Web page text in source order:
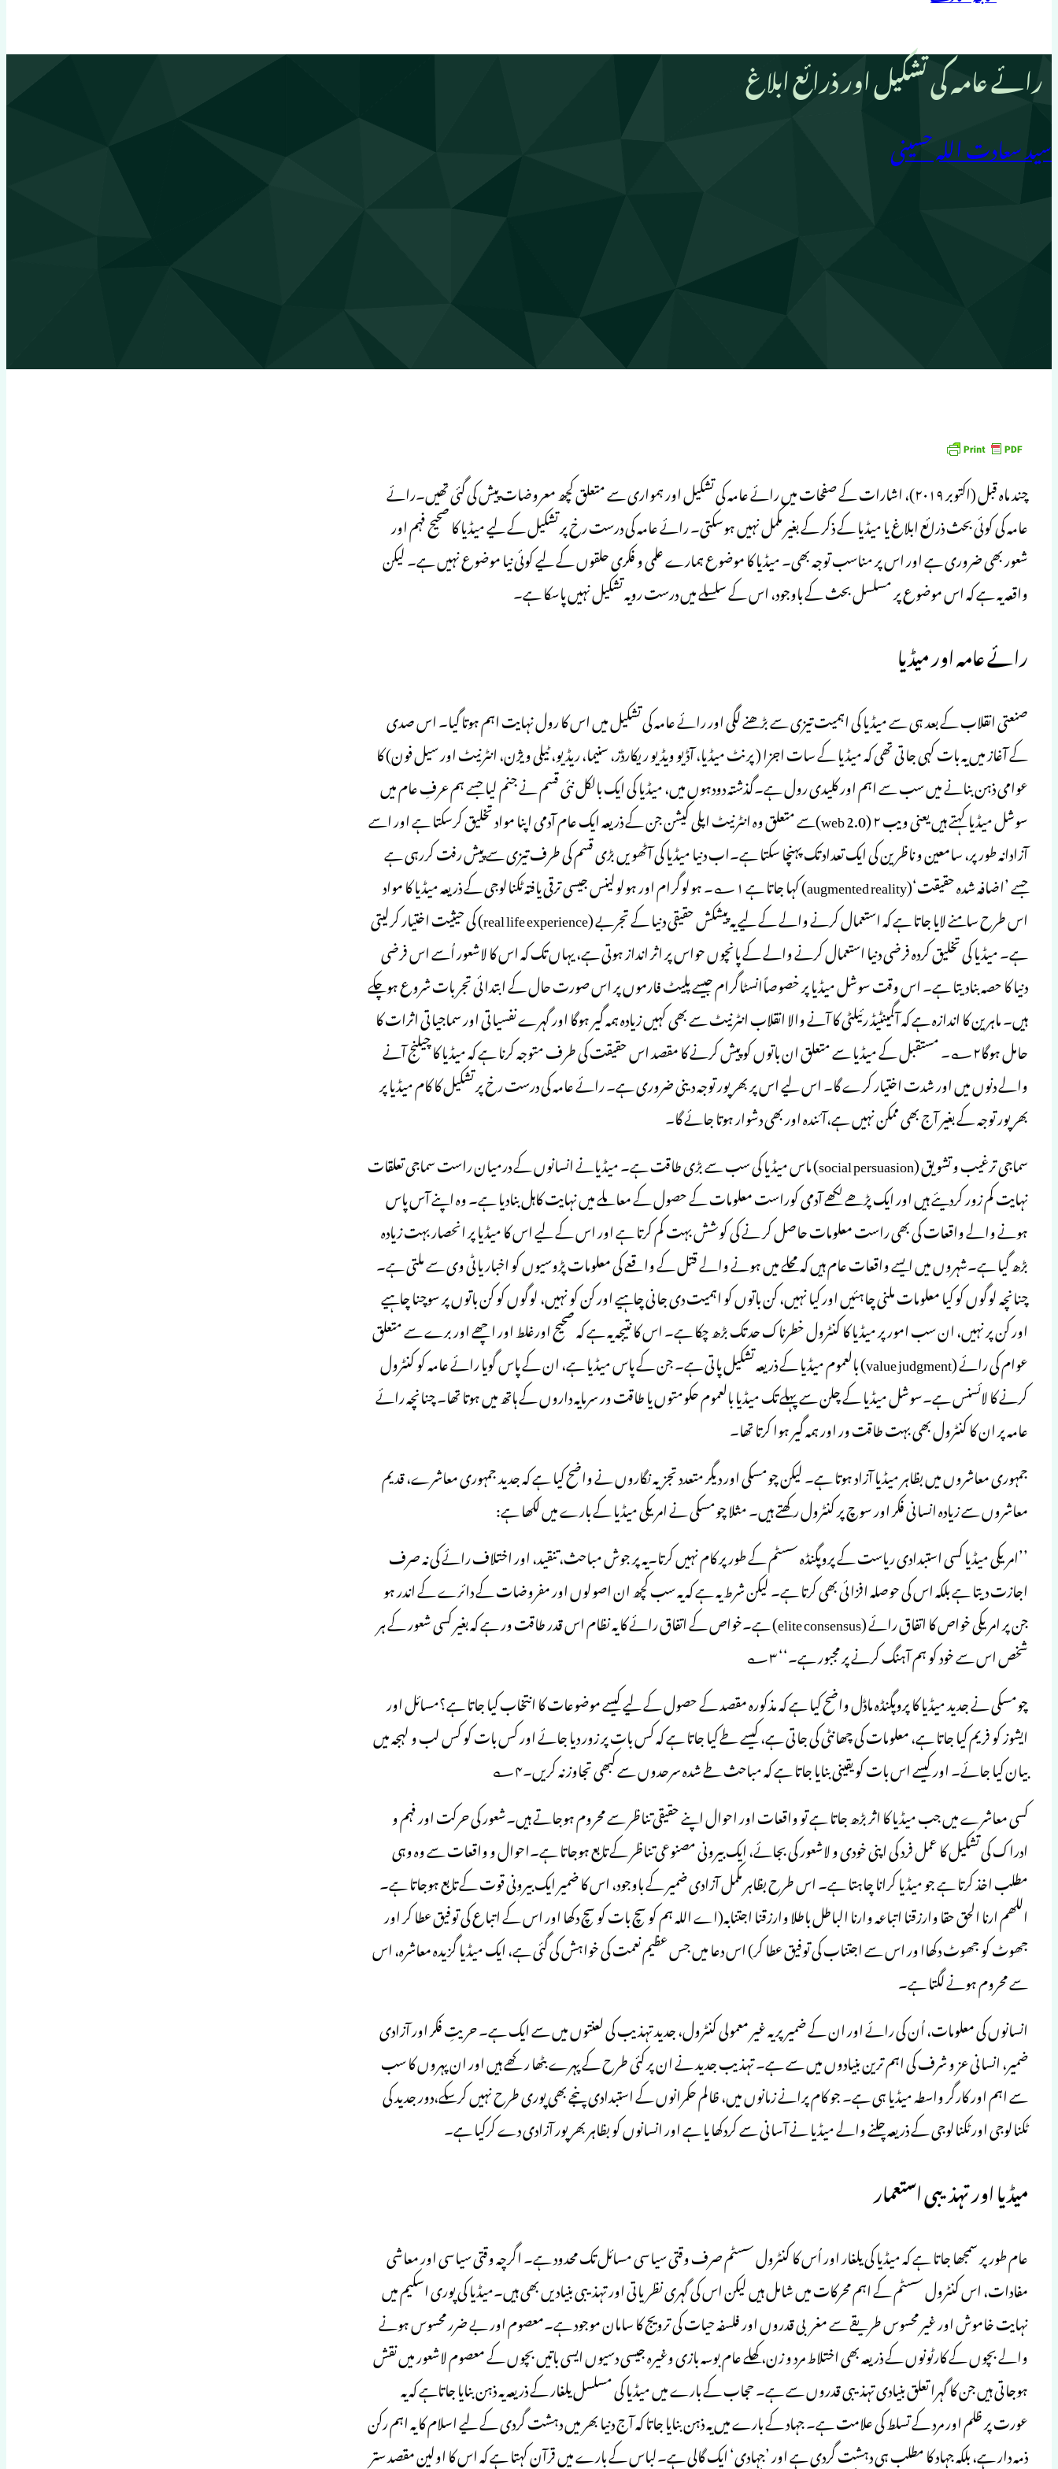
رائے عامہ کی تشکیل اور ذرائع ابلاغ
سید سعادت اللہ حسینی
چند ماہ قبل (اکتوبر ۲۰۱۹)، اشارات کے صفحات میں رائے عامہ کی تشکیل اور ہمواری سے متعلق کچھ معروضات پیش کی گئی تھیں۔رائے
عامہ کی کوئی بحث ذرائع ابلاغ یا میڈیا کے ذکر کے بغیر مکمل نہیں ہوسکتی۔ رائے عامہ کی درست رخ پر تشکیل کے لیے میڈیا کا صحیح فہم اور
شعور بھی ضروری ہے اور اس پر مناسب توجہ بھی۔ میڈیا کا موضوع ہمارے علمی و فکری حلقوں کے لیے کوئی نیا موضوع نہیں ہے۔ لیکن
واقعہ یہ ہے کہ اس موضوع پر مسلسل بحث کے باوجود، اس کے سلسلے میں درست رویہ تشکیل نہیں پاسکا ہے۔
رائے عامہ اور میڈیا
صنعتی انقلاب کے بعد ہی سے میڈیا کی اہمیت تیزی سے بڑھنے لگی اور رائے عامہ کی تشکیل میں اس کا رول نہایت اہم ہوتا گیا۔ اس صدی
کے آغاز میں یہ بات کہی جاتی تھی کہ میڈیا کے سات اجزا ( پرنٹ میڈیا، آڈیو ویڈیو ریکارڈز، سنیما، ریڈیو، ٹیلی ویژن، انٹرنیٹ اور سیل فون) کا
عوامی ذہن بنانے میں سب سے اہم اور کلیدی رول ہے۔گذشتہ دودہوں میں، میڈیا کی ایک بالکل نئی قسم نے جنم لیا جسے ہم عرفِ عام میں
سوشل میڈیا کہتے ہیں یعنی ویب ۲ (web 2.0)سے متعلق وہ انٹرنیٹ اپلی کیشن جن کے ذریعہ ایک عام آدمی اپنا مواد تخلیق کرسکتا ہے اور اسے
آزادانہ طور پر، سامعین و ناظرین کی ایک تعداد تک پہنچا سکتا ہے۔اب دنیا میڈیا کی آٹھویں بڑی قسم کی طرف تیزی سے پیش رفت کررہی ہے
جسے ’اضافہ شدہ حقیقت‘(augmented reality) کہا جاتا ہے ۱؎۔ ہولوگرام اور ہولولینس جیسی ترقی یافتہ ٹکنالوجی کے ذریعہ میڈیا کا مواد
اس طرح سامنے لایا جاتا ہے کہ استعمال کرنے والے کے لیے یہ پیشکش حقیقی دنیا کے تجربے (real life experience) کی حیثیت اختیار کرلیتی
ہے۔ میڈیا کی تخلیق کردہ فرضی دنیا استعمال کرنے والے کے پانچوں حواس پر اثر انداز ہوتی ہے، یہاں تک کہ اس کا لاشعور اُسے اس فرضی
دنیا کا حصہ بنادیتا ہے۔ اس وقت سوشل میڈیا پر خصوصاًانسٹاگرام جیسے پلیٹ فارموں پر اس صورت حال کے ابتدائی تجربات شروع ہوچکے
ہیں۔ ماہرین کا اندازہ ہے کہ آگمینٹیڈ رئیلٹی کا آنے والا انقلاب انٹرنیٹ سے بھی کہیں زیادہ ہمہ گیر ہوگا اور گہرے نفسیاتی اور سماجیاتی اثرات کا
حامل ہوگا۲؎۔ مستقبل کے میڈیا سے متعلق ان باتوں کو پیش کرنے کا مقصد اس حقیقت کی طرف متوجہ کرنا ہے کہ میڈیا کا چیلنج آنے
والے دنوں میں اور شدت اختیار کرے گا۔ اس لیے اس پر بھرپور توجہ دینی ضروری ہے۔ رائے عامہ کی درست رخ پر تشکیل کا کام میڈیا پر
بھرپور توجہ کے بغیر آج بھی ممکن نہیں ہے،آئندہ اور بھی دشوار ہوتا جائے گا۔
سماجی ترغیب و تشویق (social persuasion) ماس میڈیا کی سب سے بڑی طاقت ہے۔ میڈیانے انسانوں کے درمیان راست سماجی تعلقات
نہایت کم زور کردیئے ہیں اور ایک پڑھے لکھے آدمی کوراست معلومات کے حصول کے معاملے میں نہایت کاہل بنادیا ہے۔ وہ اپنے آس پاس
ہونے والے واقعات کی بھی راست معلومات حاصل کر نے کی کوشش بہت کم کرتا ہے اور اس کے لیے اس کا میڈیا پر انحصار بہت زیادہ
بڑھ گیا ہے۔شہروں میں ایسے واقعات عام ہیں کہ محلے میں ہونے والے قتل کے واقعے کی معلومات پڑوسیوں کو اخبار یاٹی وی سے ملتی ہے۔
چنانچہ لوگوں کو کیا معلومات ملنی چاہئیں اور کیا نہیں، کن باتوں کو اہمیت دی جانی چاہیے اور کن کو نہیں، لوگوں کو کن باتوں پر سوچنا چاہیے
اور کن پر نہیں، ان سب امور پر میڈیا کا کنٹرول خطرناک حد تک بڑھ چکا ہے۔ اس کا نتیجہ یہ ہے کہ صحیح اورغلط اور اچھے اور برے سے متعلق
عوام کی رائے (value judgment) بالعموم میڈیا کے ذریعہ تشکیل پاتی ہے۔ جن کے پاس میڈیا ہے، ان کے پاس گویا رائے عامہ کو کنٹرول
کرنے کا لائسنس ہے۔سوشل میڈیا کے چلن سے پہلے تک میڈیا بالعموم حکومتوں یا طاقت ور سرمایہ داروں کے ہاتھ میں ہوتا تھا۔ چنانچہ رائے
عامہ پر ان کا کنٹرول بھی بہت طاقت ور اور ہمہ گیر ہوا کرتا تھا۔
جمہوری معاشروں میں بظاہر میڈیا آزاد ہوتا ہے۔ لیکن چومسکی اور دیگر متعدد تجزیہ نگاروں نے واضح کیا ہے کہ جدید جمہوری معاشرے، قدیم
معاشروں سے زیادہ انسانی فکر اور سوچ پر کنٹرول رکھتے ہیں۔ مثلا چومسکی نے امریکی میڈیا کے بارے میں لکھا ہے:
’’امریکی میڈیا کسی استبدادی ریاست کے پروپگنڈہ سسٹم کے طور پر کام نہیں کرتا۔یہ پر جوش مباحث، تنقید، اور اختلاف رائے کی نہ صرف
اجازت دیتا ہے بلکہ اس کی حوصلہ افزائی بھی کرتا ہے۔ لیکن شرط یہ ہے کہ یہ سب کچھ ان اصولوں اور مفروضات کے دائرے کے اندر ہو
جن پر امریکی خواص کا اتفاق رائے (elite consensus) ہے۔خواص کے اتفاق رائے کا یہ نظام اس قدر طاقت ور ہے کہ بغیر کسی شعور کے ہر
شخص اس سے خود کو ہم آہنگ کرنے پر مجبور ہے۔‘‘ ۳؎
چومسکی نے جدید میڈیا کا پروپگنڈہ ماڈل واضح کیا ہے کہ مذکورہ مقصد کے حصول کے لیے کیسے موضوعات کا انتخاب کیا جاتا ہے؟مسائل اور
ایشوز کو فریم کیا جاتا ہے، معلومات کی چھانٹی کی جاتی ہے، کیسے طے کیا جاتا ہے کہ کس بات پر زور دیا جائے اور کس بات کو کس لب و لہجہ میں
بیان کیا جائے۔ اور کیسے اس بات کو یقینی بنایا جاتا ہے کہ مباحث طے شدہ سرحدوں سے کبھی تجاوز نہ کریں۔۴؎
کسی معاشرے میں جب میڈیا کا اثر بڑھ جاتا ہے تو واقعات اور احوال اپنے حقیقی تناظر سے محروم ہوجاتے ہیں۔شعور کی حرکت اور فہم و
ادراک کی تشکیل کا عمل فرد کی اپنی خودی و لاشعور کی بجائے، ایک بیرونی مصنوعی تناظر کے تابع ہوجاتا ہے۔احوال و واقعات سے وہ وہی
مطلب اخذ کرتا ہے جو میڈیا کرانا چاہتا ہے۔ اس طرح بظاہر مکمل آزادی ضمیر کے باوجود، اس کا ضمیر ایک بیرونی قوت کے تابع ہوجاتا ہے۔
اللھم ارنا الحق حقا وارزقنا اتباعہ وارنا الباطل باطلا وارزقنا اجتنابہ(اے اللہ ہم کو سچ بات کو سچ دکھا اور اس کے اتباع کی توفیق عطا کر اور
جھوٹ کو جھوٹ دکھاا ور اس سے اجتناب کی توفیق عطا کر) اس دعا میں جس عظیم نعمت کی خواہش کی گئی ہے، ایک میڈیا گزیدہ معاشرہ، اس
سے محروم ہونے لگتا ہے۔
انسانوں کی معلومات، اُن کی رائے اور ان کے ضمیر پر یہ غیر معمولی کنٹرول، جدید تہذیب کی لعنتوں میں سے ایک ہے۔ حریتِ فکر اور آزادی
ضمیر، انسانی عز و شرف کی اہم ترین بنیادوں میں سے ہے۔ تہذیب جدید نے ان پر کئی طرح کے پہرے بٹھا رکھے ہیں اور ان پہروں کا سب
سے اہم اور کارگر واسطہ میڈیا ہی ہے۔ جو کام پرانے زمانوں میں، ظالم حکمرانوں کے استبدادی پنجے بھی پوری طرح نہیں کرسکے،دور جدید کی
ٹکنالوجی اور ٹکنالوجی کے ذریعہ چلنے والے میڈیا نے آسانی سے کردکھا یا ہے اور انسانوں کو بظاہر بھر پور آزادی دے کرکیا ہے۔
میڈیا اور تہذیبی استعمار
عام طور پر سمجھا جاتا ہے کہ میڈیا کی یلغار اور اُس کا کنٹرول سسٹم صرف وقتی سیاسی مسائل تک محدود ہے۔ اگرچہ وقتی سیاسی اور معاشی
مفادات، اس کنٹرول سسٹم کے اہم محرکات میں شامل ہیں لیکن اس کی گہری نظریاتی اور تہذیبی بنیادیں بھی ہیں۔میڈیا کی پوری اسکیم میں
نہایت خاموش اور غیر محسوس طریقے سے مغربی قدروں اور فلسفہ حیات کی ترویج کا سامان موجود ہے۔معصوم اور بے ضرر محسوس ہونے
والے بچوں کے کارٹونوں کے ذریعہ بھی اختلاط مرد و زن،کھلے عام بوسہ بازی وغیرہ جیسی دسیوں ایسی باتیں بچوں کے معصوم لاشعور میں نقش
ہوجاتی ہیں جن کا گہرا تعلق بنیادی تہذیبی قدروں سے ہے۔ حجاب کے بارے میں میڈیا کی مسلسل یلغار کے ذریعہ یہ ذہن بنایا جاتاہے کہ یہ
عورت پر ظلم اور مرد کے تسلط کی علامت ہے۔ جہاد کے بارے میں یہ ذہن بنایا جاتا کہ آج دنیا بھر میں دہشت گردی کے لیے اسلام کا یہ اہم رکن
ذمہ دار ہے، بلکہ جہاد کا مطلب ہی دہشت گردی ہے اور ’جہادی‘ ایک گالی ہے۔لباس کے بارے میں قرآن کہتا ہے کہ اس کا اولین مقصد ستر